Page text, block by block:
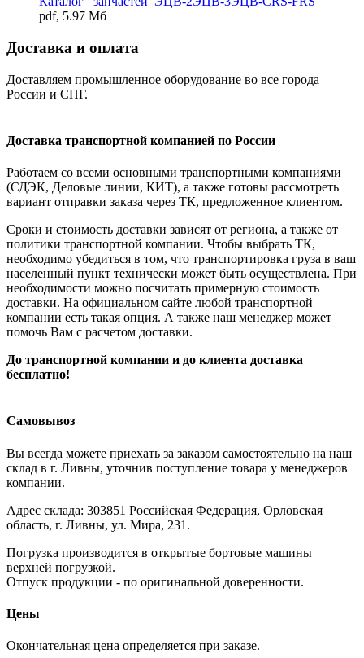
pdf, 5.97 Мб
Доставка и оплата
Доставляем промышленное оборудование во все города
России и СНГ.
Доставка транспортной компанией по России
Работаем со всеми основными транспортными компаниями
(СДЭК, Деловые линии, КИТ), а также готовы рассмотреть
вариант отправки заказа через ТК, предложенное клиентом.
Сроки и стоимость доставки зависят от региона, а также от
политики транспортной компании. Чтобы выбрать ТК,
необходимо убедиться в том, что транспортировка груза в ваш
населенный пункт технически может быть осуществлена. При
необходимости можно посчитать примерную стоимость
доставки. На официальном сайте любой транспортной
компании есть такая опция. А также наш менеджер может
помочь Вам с расчетом доставки.
До транспортной компании и до клиента доставка
бесплатно!
Самовывоз
Вы всегда можете приехать за заказом самостоятельно на наш
склад в г. Ливны, уточнив поступление товара у менеджеров
компании.
Адрес склада: 303851 Российская Федерация, Орловская
область, г. Ливны, ул. Мира, 231.
Погрузка производится в открытые бортовые машины
верхней погрузкой.
Отпуск продукции - по оригинальной доверенности.
Цены
Окончательная цена определяется при заказе.